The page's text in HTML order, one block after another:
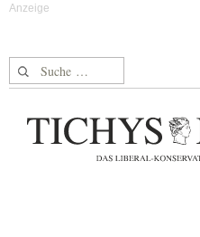
Suche nach: